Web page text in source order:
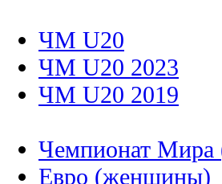
ЧМ U20
ЧМ U20 2023
ЧМ U20 2019
Чемпионат
Евро (женщины)